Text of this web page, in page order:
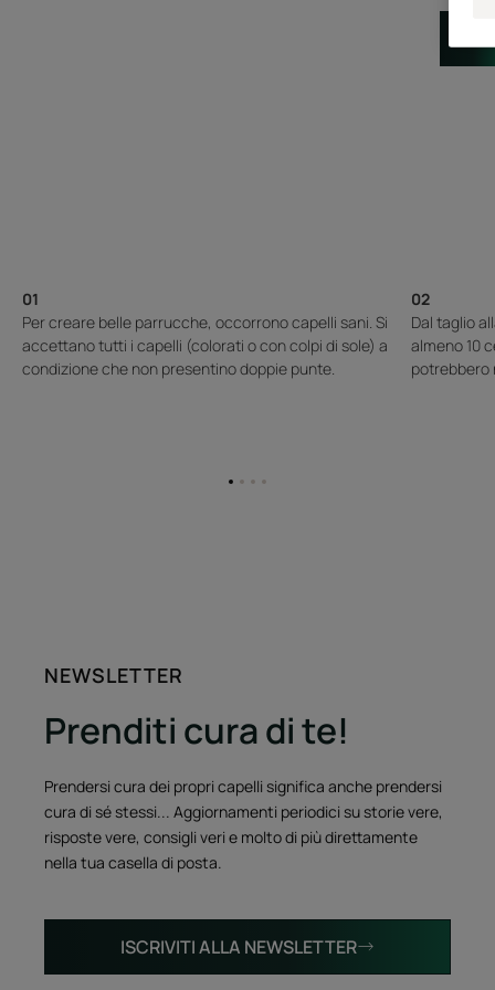
01
Per creare belle parrucche, occorrono capelli sani. Si
accettano tutti i capelli (colorati o con colpi di sole) a
condizione che non presentino doppie punte.
02
Dal taglio
almeno 10
potrebbero
VaiVai
VaiVai
NEWSLETTER
Prenditi cura di te!
Prendersi cura dei propri capelli significa anche prendersi
cura di sé stessi... Aggiornamenti periodici su storie vere,
risposte vere, consigli veri e molto di più direttamente
nella tua casella di posta.
ISCRIVITI ALLA NEWSLETTER